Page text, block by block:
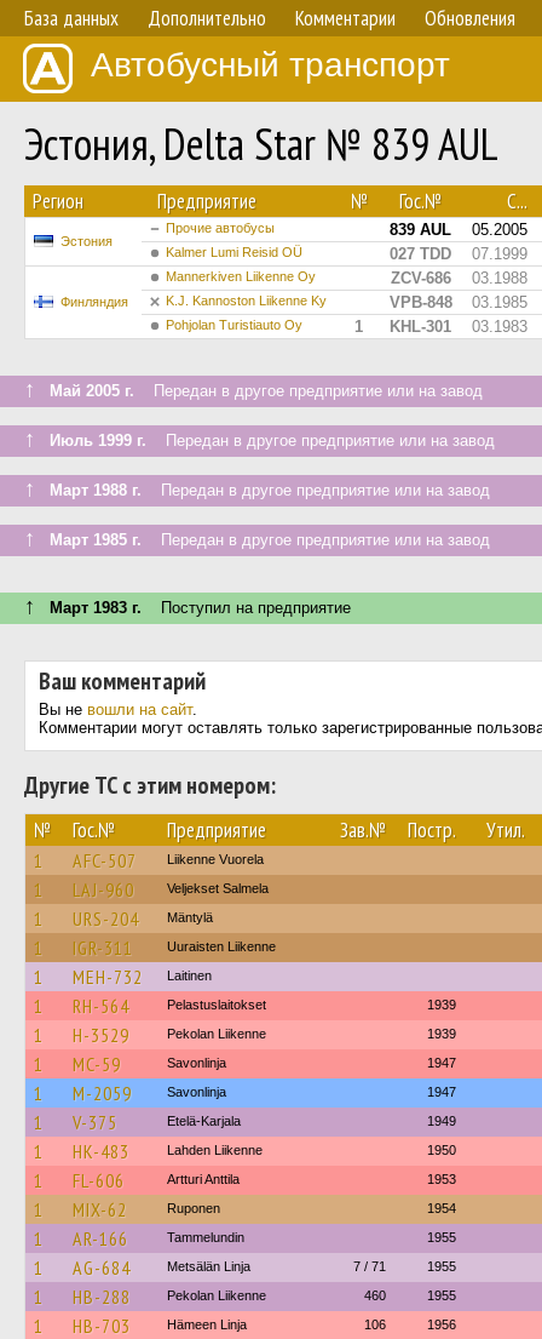
База данных Дополнительно Комментарии Обновления
Автобусный транспорт
Эстония, Delta Star № 839 AUL
Регион Предприятие № Гос.№ С...
Эстония
Прочие автобусы 839 AUL 05.2005
Kalmer Lumi Reisid OÜ 027 TDD 07.1999
Финляндия
Mannerkiven Liikenne Oy ZCV-686 03.1988
K.J. Kannoston Liikenne Ky VPB-848 03.1985
Pohjolan Turistiauto Oy 1 KHL-301 03.1983
↑ Май 2005 г. Передан в другое предприятие или на завод
↑ Июль 1999 г. Передан в другое предприятие или на завод
↑ Март 1988 г. Передан в другое предприятие или на завод
↑ Март 1985 г. Передан в другое предприятие или на завод
↑ Март 1983 г. Поступил на предприятие
Ваш комментарий
Вы не вошли на сайт.
Комментарии могут оставлять только зарегистрированные
Другие ТС с этим номером:
№ Гос.№ Предприятие Зав.№ Постр. Утил.
1 AFC-507 Liikenne Vuorela
1 LAJ-960 Veljekset Salmela
1 URS-204 Mäntylä
1 IGR-311 Uuraisten Liikenne
1 MEH-732 Laitinen
1 RH-564 Pelastuslaitokset 1939
1 H-3529 Pekolan Liikenne 1939
1 MC-59 Savonlinja 1947
1 M-2059 Savonlinja 1947
1 V-375 Etelä-Karjala 1949
1 HK-483 Lahden Liikenne 1950
1 FL-606 Artturi Anttila 1953
1 MIX-62 Ruponen 1954
1 AR-166 Tammelundin 1955
1 AG-684 Metsälän Linja 7 / 71 1955
1 HB-288 Pekolan Liikenne 460 1955
1 HB-703 Hämeen Linja 106 1956